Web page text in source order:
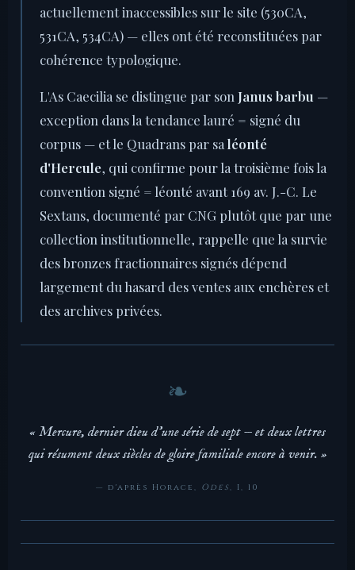
actuellement inaccessibles sur le site (530CA,
531CA, 534CA) — elles ont été reconstituées par
cohérence typologique.
L'As Caecilia se distingue par son Janus barbu —
exception dans la tendance lauré = signé du
corpus — et le Quadrans par sa léonté
d'Hercule, qui confirme pour la troisième fois la
convention signé = léonté avant 169 av. J.-C. Le
Sextans, documenté par CNG plutôt que par une
collection institutionnelle, rappelle que la survie
des bronzes fractionnaires signés dépend
largement du hasard des ventes aux enchères et
des archives privées.
« Mercure, dernier dieu d'une série de sept — et deux lettres
qui résument deux siècles de gloire familiale encore à venir. »
— d'après Horace, Odes, I, 10